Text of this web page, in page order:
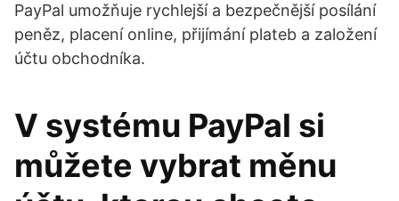
PayPal umožňuje rychlejší a bezpečnější posílání
peněz, placení online, přijímání plateb a založení
účtu obchodníka.
V systému PayPal si
můžete vybrat měnu